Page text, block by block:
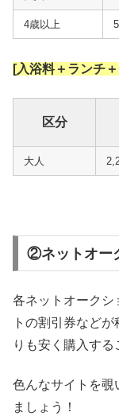
4歳以上
[入浴料＋ランチ
区分
大人
②ネットオー
各ネットオークシ
トの割引券など
りも安く購入する
色んなサイトを覗
ましょう！